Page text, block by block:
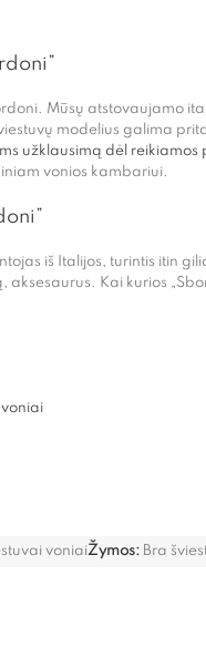
Mūsų atstovaujamo
modelius galima
užklausimą dėl
vonios kambariui.
iš Italijos, turintis itin
Kai kurios
voniai
voniaiŽymos: Bra